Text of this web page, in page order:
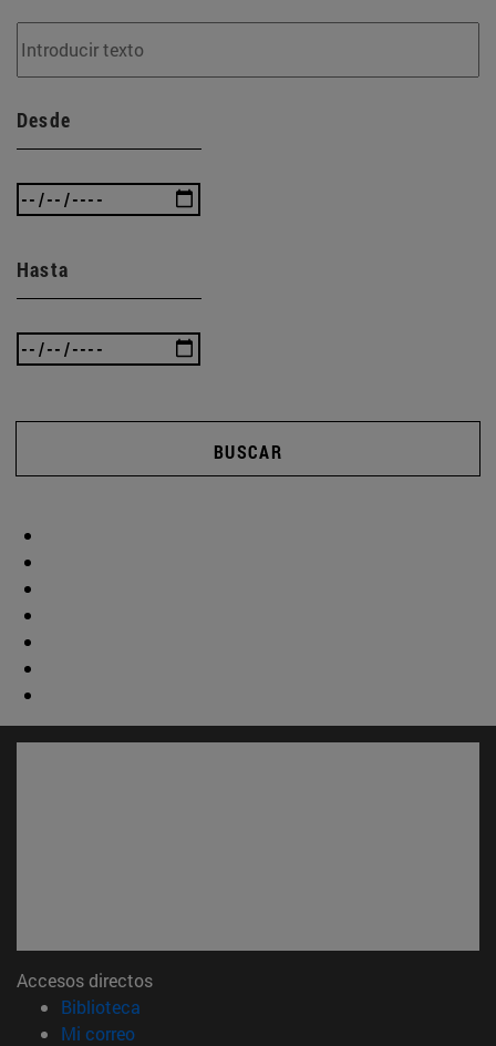
Desde
Hasta
BUSCAR
Accesos directos
Biblioteca
Mi correo(abre en nueva ventana)